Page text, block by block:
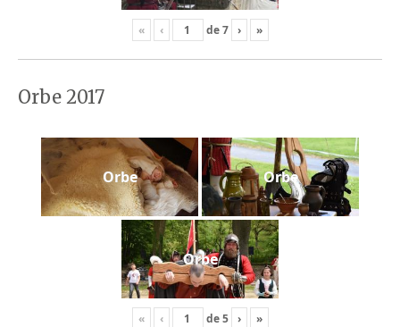
« ‹ de7 › »
Orbe 2017
Orbe Orbe
Orbe
« ‹ de5 › »